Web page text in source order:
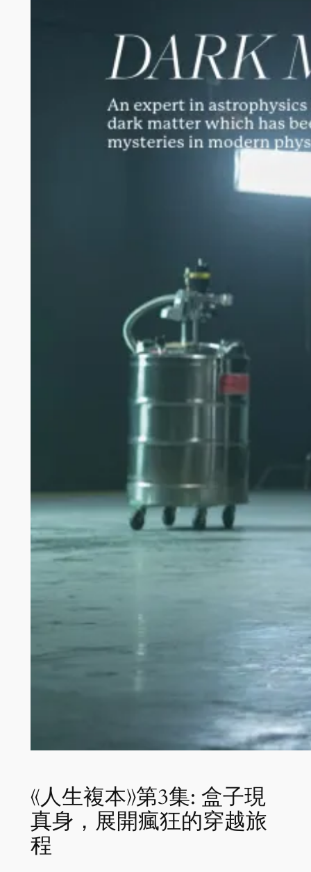
《人生複本》第3集: 盒子現
真身，展開瘋狂的穿越旅
程